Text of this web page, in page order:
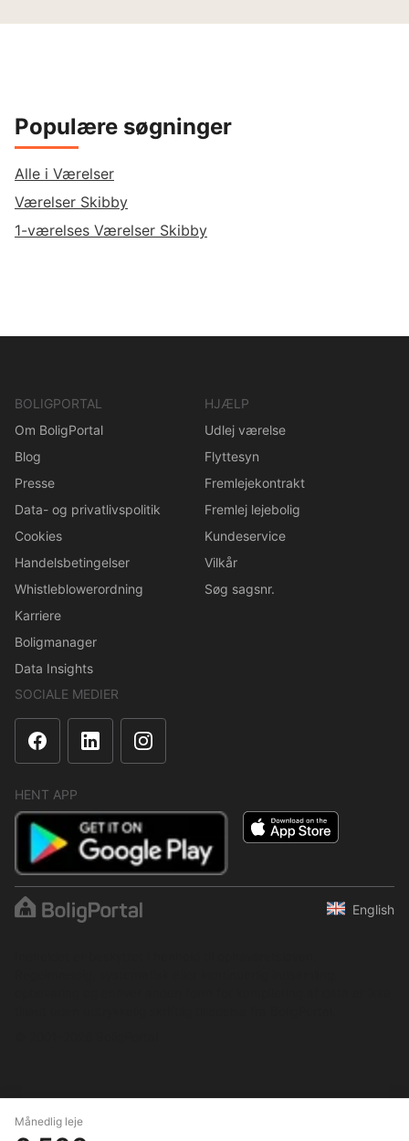
Månedlig leje
Populære søgninger
Alle i Værelser
Værelser Skibby
1-værelses Værelser Skibby
BOLIGPORTAL
Om BoligPortal
Blog
Presse
Data- og privatlivspolitik
Cookies
Handelsbetingelser
Whistleblowerordning
Karriere
Boligmanager
Data Insights
HJÆLP
Udlej værelse
Flyttesyn
Fremlejekontrakt
Fremlej lejebolig
Kundeservice
Vilkår
Søg sagsnr.
SOCIALE MEDIER
HENT APP
English